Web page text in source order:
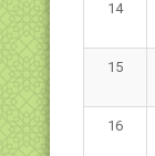
14
15
16